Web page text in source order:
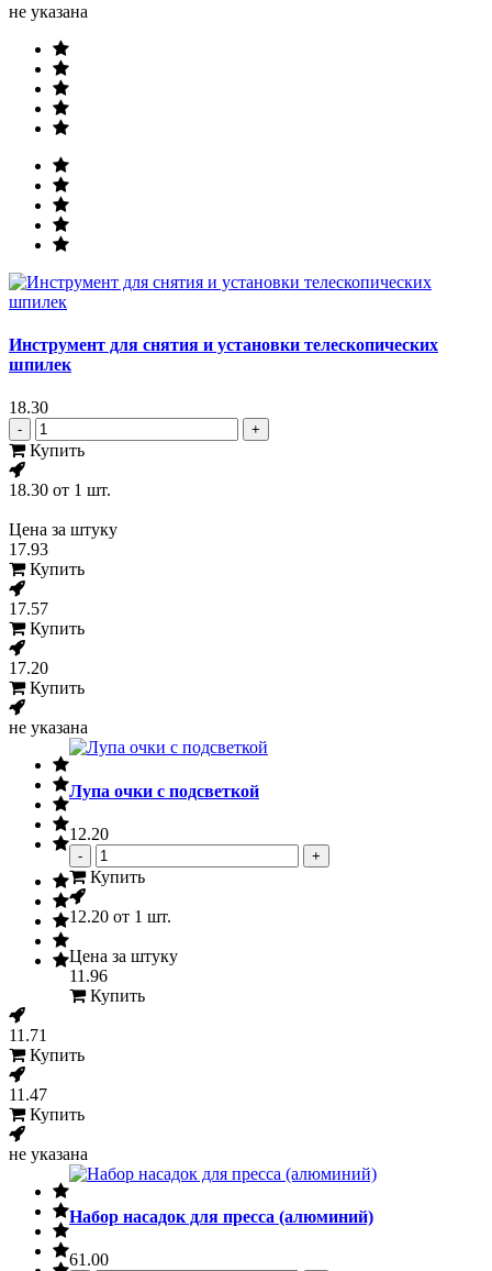
не указана
Инструмент для снятия и установки телескопических
шпилек
18.30
- +
Купить
18.30 от 1 шт.
Цена за штуку
17.93
Купить
17.57
Купить
17.20
Купить
не указана
Лупа очки с подсветкой
12.20
- +
Купить
12.20 от 1 шт.
Цена за штуку
11.96
Купить
11.71
Купить
11.47
Купить
не указана
Набор насадок для пресса (алюминий)
61.00